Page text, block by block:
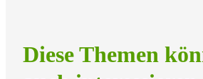
Diese Themen